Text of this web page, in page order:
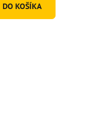
DO KOŠÍKA